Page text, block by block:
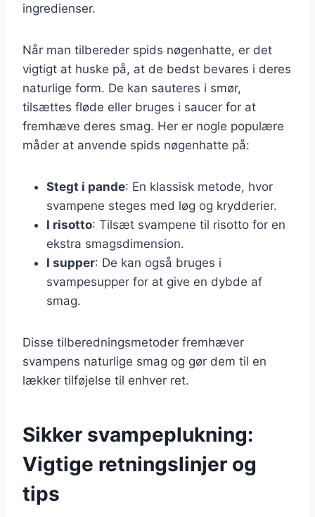
ingredienser.
Når man tilbereder spids nøgenhatte, er det
vigtigt at huske på, at de bedst bevares i deres
naturlige form. De kan sauteres i smør,
tilsættes fløde eller bruges i saucer for at
fremhæve deres smag. Her er nogle populære
måder at anvende spids nøgenhatte på:
Stegt i pande: En klassisk metode, hvor
svampene steges med løg og krydderier.
I risotto: Tilsæt svampene til risotto for en
ekstra smagsdimension.
I supper: De kan også bruges i
svampesupper for at give en dybde af
smag.
Disse tilberedningsmetoder fremhæver
svampens naturlige smag og gør dem til en
lækker tilføjelse til enhver ret.
Sikker svampeplukning:
Vigtige retningslinjer og
tips